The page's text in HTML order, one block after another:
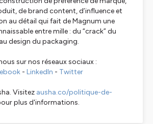
de brand content, d’influence et
au détail qui fait de Magnum une
entre mille : du “crack” du
design du packaging.
sur nos réseaux sociaux :
- LinkedIn - Twitter
Visitez ausha.co/politique-de-
plus d'informations.